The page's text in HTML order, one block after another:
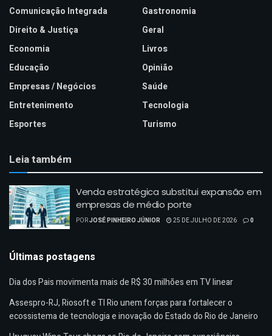
Comunicação Integrada
Direito & Justiça
Economia
Educação
Empresas / Negócios
Entretenimento
Esportes
Gastronomia
Geral
Livros
Opinião
Saúde
Tecnologia
Turismo
Leia também
Venda estratégica substitui expansão em
empresas de médio porte
PORJOSÉ PINHEIRO JÚNIOR 25 DE JULHO DE 2026 0
Últimas postagens
Dia dos Pais movimenta mais de R$ 30 milhões em TV linear
Assespro-RJ, Riosoft e TI Rio unem forças para fortalecer o
ecossistema de tecnologia e inovação do Estado do Rio de Janeiro